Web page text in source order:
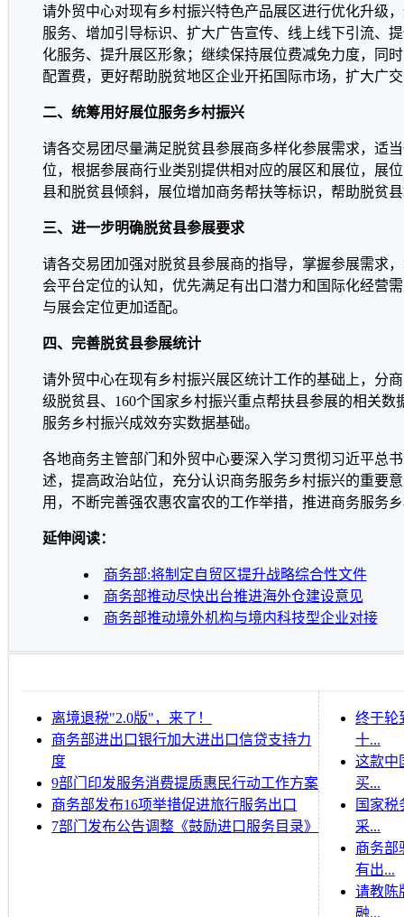
请外贸中心对现有乡村振兴特色产品展区进行优化升级
服务、增加引导标识、扩大广告宣传、线上线下引流、
化服务、提升展区形象；继续保持展位费减免力度，同
配置费，更好帮助脱贫地区企业开拓国际市场，扩大广
二、统筹用好展位服务乡村振兴
请各交易团尽量满足脱贫县参展商多样化参展需求，适
位，根据参展商行业类别提供相对应的展区和展位，展
县和脱贫县倾斜，展位增加商务帮扶等标识，帮助脱贫
三、进一步明确脱贫县参展要求
请各交易团加强对脱贫县参展商的指导，掌握参展需求
会平台定位的认知，优先满足有出口潜力和国际化经营
与展会定位更加适配。
四、完善脱贫县参展统计
请外贸中心在现有乡村振兴展区统计工作的基础上，分
级脱贫县、160个国家乡村振兴重点帮扶县参展的相关数
服务乡村振兴成效夯实数据基础。
各地商务主管部门和外贸中心要深入学习贯彻习近平总
述，提高政治站位，充分认识商务服务乡村振兴的重要
用，不断完善强农惠农富农的工作举措，推进商务服务
延伸阅读：
商务部:将制定自贸区提升战略综合性文件
商务部推动尽快出台推进海外仓建设意见
商务部推动境外机构与境内科技型企业对接
离境退税"2.0版"，来了！
商务部进出口银行加大进出口信贷支持力
度
9部门印发服务消费提质惠民行动工作方案
商务部发布16项举措促进旅行服务出口
7部门发布公告调整《鼓励进口服务目录》
终于轮
十...
这款中
买...
国家税
采...
商务部
有出...
请教陈
融...